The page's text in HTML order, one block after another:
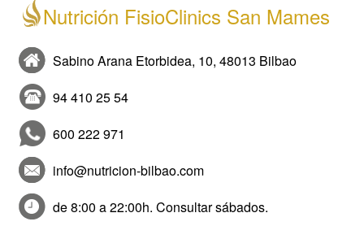
Nutrición FisioClinics San Mames
Sabino Arana Etorbidea, 10, 48013 Bilbao
94 410 25 54
600 222 971
info@nutricion-bilbao.com
de 8:00 a 22:00h. Consultar sábados.